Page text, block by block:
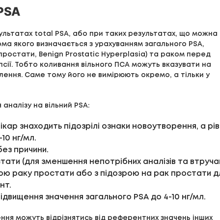
total PSA, або при таких результатах, що можна
якого визначається з урахуванням загального PSA,
Benign Prostatic Hyperplasia) та раком перед
Тобто коливання вільного ПСА можуть вказувати на
Саме тому його не вимірюють окремо, а тільки у
на вільний PSA:
знаходить підозрілі ознаки новоутворення, а
нг/мл.
причини.
(для зменшення непотрібних аналізів та
раку простати або з підозрою на рак простати
значення загального PSA до 4-10 нг/мл.
можуть відрізнятись від референтних значень інших